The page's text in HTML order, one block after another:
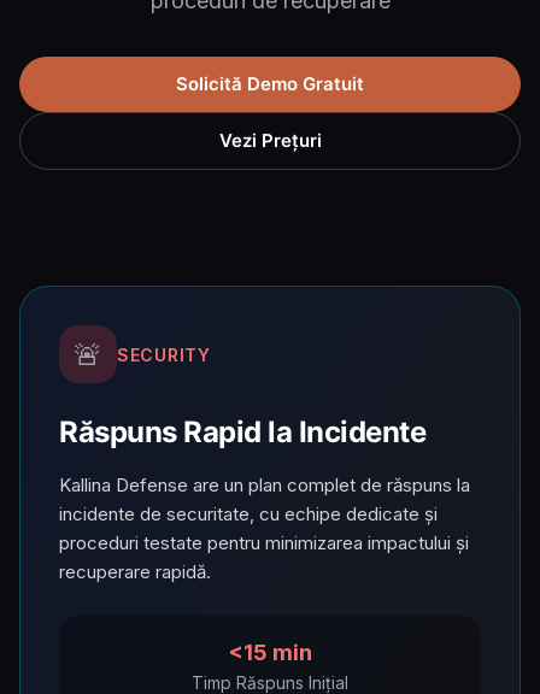
Solicită Demo Gratuit
Vezi Prețuri
🚨 SECURITY
Răspuns Rapid la Incidente
Kallina Defense are un plan complet de răspuns la
incidente de securitate, cu echipe dedicate și
proceduri testate pentru minimizarea impactului și
recuperare rapidă.
<15 min
Timp Răspuns Inițial